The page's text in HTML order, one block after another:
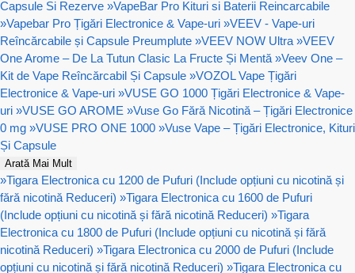
Capsule Si Rezerve »VapeBar Pro Kituri si Baterii Reincarcabile
»Vapebar Pro Țigări Electronice & Vape-uri »VEEV - Vape-uri
Reîncărcabile și Capsule Preumplute »VEEV NOW Ultra »VEEV
One Arome – De La Tutun Clasic La Fructe Și Mentă »Veev One –
Kit de Vape Reîncărcabil Și Capsule »VOZOL Vape Țigări
Electronice & Vape-uri »VUSE GO 1000 Țigări Electronice & Vape-
uri »VUSE GO AROME »Vuse Go Fără Nicotină – Țigări Electronice
0 mg »VUSE PRO ONE 1000 »Vuse Vape – Țigări Electronice, Kituri
Și Capsule
Arată Mai Mult
»Tigara Electronica cu 1200 de Pufuri (Include opțiuni cu nicotină și
fără nicotină Reduceri) »Tigara Electronica cu 1600 de Pufuri
(Include opțiuni cu nicotină și fără nicotină Reduceri) »Tigara
Electronica cu 1800 de Pufuri (Include opțiuni cu nicotină și fără
nicotină Reduceri) »Tigara Electronica cu 2000 de Pufuri (Include
opțiuni cu nicotină și fără nicotină Reduceri) »Tigara Electronica cu